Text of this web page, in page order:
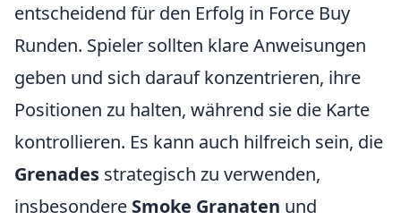
entscheidend für den Erfolg in Force Buy
Runden. Spieler sollten klare Anweisungen
geben und sich darauf konzentrieren, ihre
Positionen zu halten, während sie die Karte
kontrollieren. Es kann auch hilfreich sein, die
Grenades strategisch zu verwenden,
insbesondere Smoke Granaten und